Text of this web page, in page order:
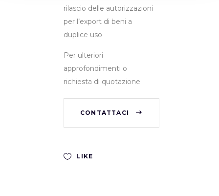
rilascio delle autorizzazioni
per l’export di beni a
duplice uso
Per ulteriori
approfondimenti o
richiesta di quotazione
CONTATTACI
LIKE